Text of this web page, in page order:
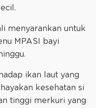
menyarankan untuk
MPASI bayi
ikan laut yang
kesehatan si
tinggi merkuri yang